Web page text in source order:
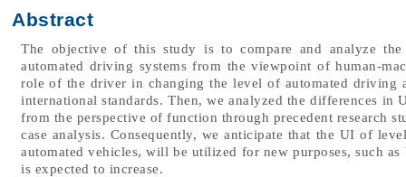
Abstract
The objective of this study is to compare and analyze
automated driving systems from the viewpoint of human-
role of the driver in changing the level of automated driving
international standards. Then, we analyzed the differences
from the perspective of function through precedent research
case analysis. Consequently, we anticipate that the UI of
automated vehicles, will be utilized for new purposes, such
is expected to increase.